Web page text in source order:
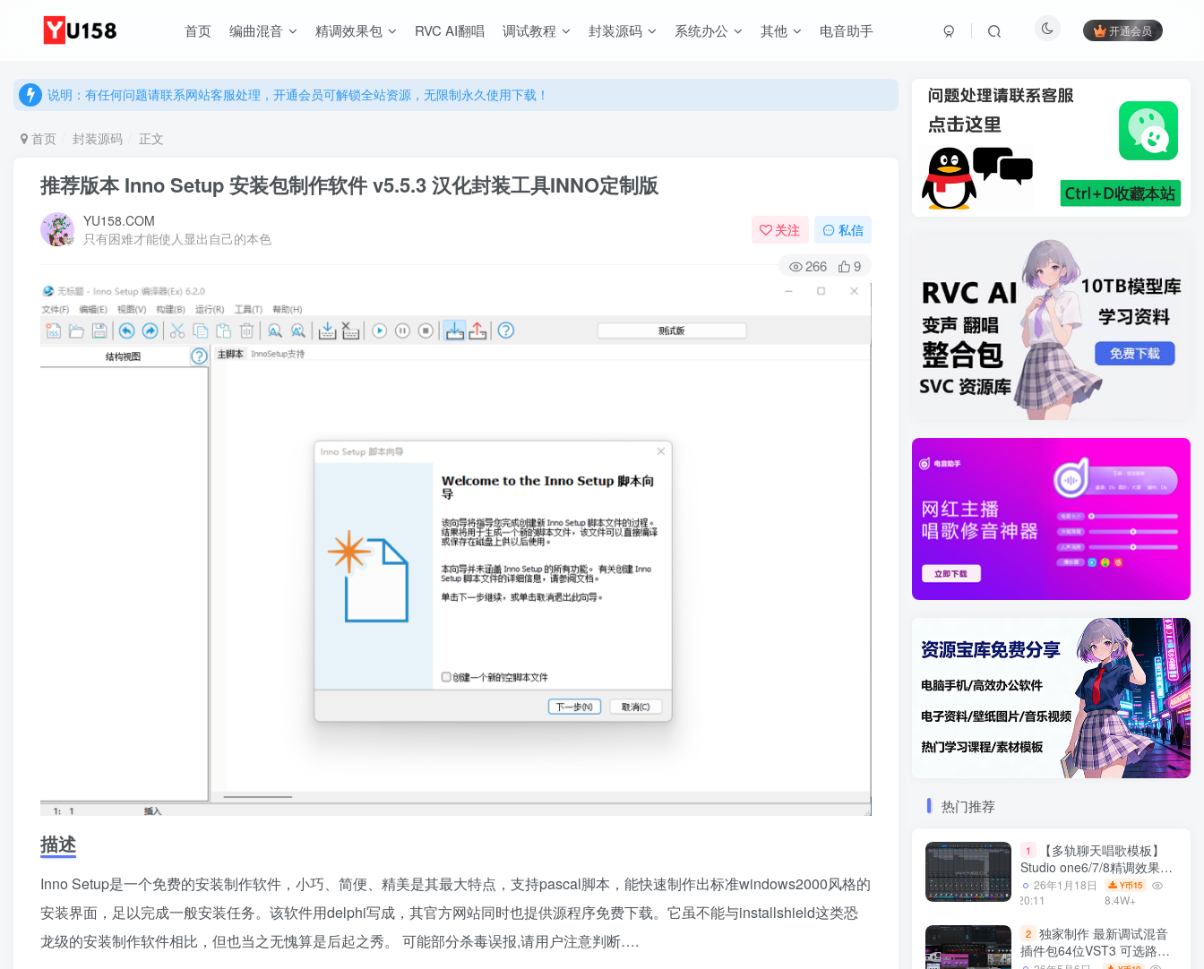
首页 编曲混音 精调效果包 RVC AI翻唱 调试教程 封装源码 系统办公 其他 电音助手 开通会员
说明：有任何问题请联系网站客服处理，开通会员可解锁全站资源，无限制永久使用下载！
说明：有任何问题请联系网站客服处理，开通会员可解锁全站资源，无限制永久使用下载！
首页 封装源码 正文
推荐版本 Inno Setup 安装包制作软件 v5.5.3 汉化封装工具INNO定制版
YU158.COM
只有困难才能使人显出自己的本色
关注 私信
266 9
描述
Inno Setup是一个免费的安装制作软件，小巧、简便、精美是其最大特点，支持pascal脚本，能快速制作出标准windows2000风格的
安装界面，足以完成一般安装任务。该软件用delphi写成，其官方网站同时也提供源程序免费下载。它虽不能与installshield这类恐
龙级的安装制作软件相比，但也当之无愧算是后起之秀。 可能部分杀毒误报,请用户注意判断….
热门推荐
1
【多轨聊天唱歌模板】
Studio one6/7/8精调效果包
多种效果模式 声卡调试好直
播预设模板
26年1月18日
20:11
Y币15
8.4W+
2 独家制作 最新调试混音
插件包64位VST3 可选路径